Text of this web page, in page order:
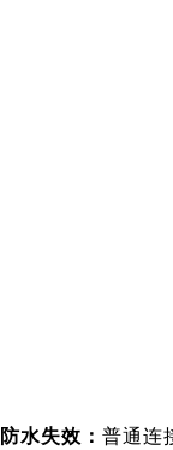
防水失效： 普通连